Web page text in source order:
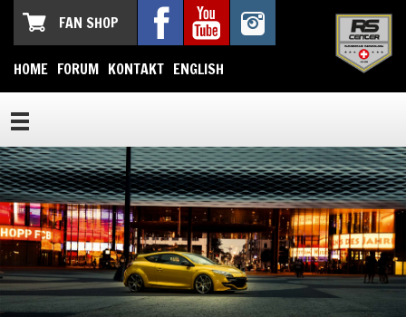
FAN SHOP
HOME FORUM KONTAKT ENGLISH